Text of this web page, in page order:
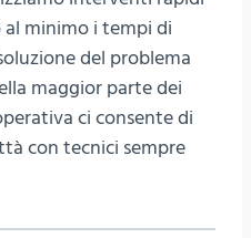
minimo i tempi di
del problema
maggior parte dei
ci consente di
con tecnici sempre